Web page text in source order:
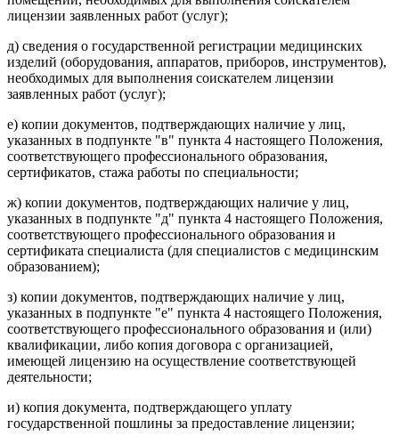
лицензии заявленных работ (услуг);
д) сведения о государственной регистрации медицинских
изделий (оборудования, аппаратов, приборов, инструментов),
необходимых для выполнения соискателем лицензии
заявленных работ (услуг);
е) копии документов, подтверждающих наличие у лиц,
указанных в подпункте "в" пункта 4 настоящего Положения,
соответствующего профессионального образования,
сертификатов, стажа работы по специальности;
ж) копии документов, подтверждающих наличие у лиц,
указанных в подпункте "д" пункта 4 настоящего Положения,
соответствующего профессионального образования и
сертификата специалиста (для специалистов с медицинским
образованием);
з) копии документов, подтверждающих наличие у лиц,
указанных в подпункте "е" пункта 4 настоящего Положения,
соответствующего профессионального образования и (или)
квалификации, либо копия договора с организацией,
имеющей лицензию на осуществление соответствующей
деятельности;
и) копия документа, подтверждающего уплату
государственной пошлины за предоставление лицензии;